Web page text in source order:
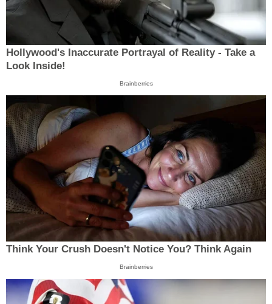
Hollywood's Inaccurate Portrayal of Reality - Take a
Look Inside!
Brainberries
Think Your Crush Doesn't Notice You? Think Again
Brainberries